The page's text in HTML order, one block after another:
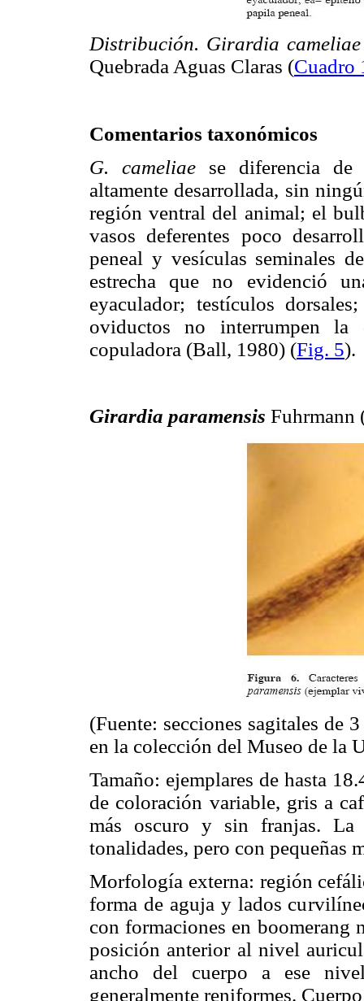
Distribución. Girardia
Quebrada Aguas Claras (Cuadro
Comentarios taxonómicos
G. cameliae se diferencia de
altamente desarrollada, sin
región ventral del animal; el
vasos deferentes poco
peneal y vesículas seminales
estrecha que no evidenció
eyaculador; testículos
oviductos no interrumpen
copuladora (Ball, 1980) (Fig. 5).
Girardia paramensis Fuhrmann
(Fuente: secciones sagitales de
en la colección del Museo de la
Tamaño: ejemplares de hasta
de coloración variable, gris a
más oscuro y sin franjas. La
tonalidades, pero con pequeñas
Morfología externa: región
forma de aguja y lados
con formaciones en boomerang
posición anterior al nivel
ancho del cuerpo a ese
generalmente reniformes.